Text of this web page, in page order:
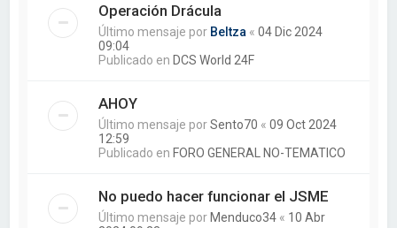
Operación Drácula
Último mensaje por Beltza «04 Dic 2024
09:04
Publicado en DCS World 24F
AHOY
Último mensaje porSento70 «09 Oct 2024
12:59
Publicado en FORO GENERAL NO-TEMATICO
No puedo hacer funcionar el JSME
Último mensaje por Menduco34 « 10 Abr